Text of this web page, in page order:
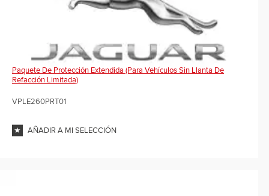
Paquete De Protección Extendida (para Vehículos Sin Llanta De
Refacción Limitada)
VPLE260PRT01
AÑADIR A MI SELECCIÓN